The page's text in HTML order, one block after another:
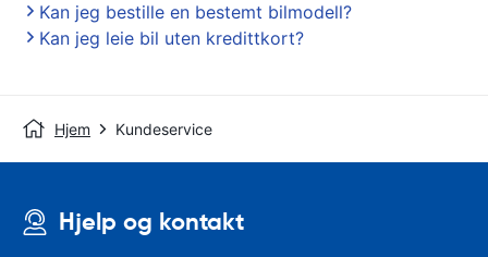
Kan jeg bestille en bestemt bilmodell?
Kan jeg leie bil uten kredittkort?
Hjem Kundeservice
Hjelp og kontakt